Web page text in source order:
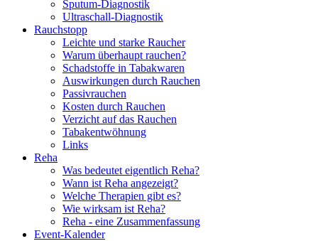
Sputum-Diagnostik
Ultraschall-Diagnostik
Rauchstopp
Leichte und starke Raucher
Warum überhaupt rauchen?
Schadstoffe in Tabakwaren
Auswirkungen durch Rauchen
Passivrauchen
Kosten durch Rauchen
Verzicht auf das Rauchen
Tabakentwöhnung
Links
Reha
Was bedeutet eigentlich Reha?
Wann ist Reha angezeigt?
Welche Therapien gibt es?
Wie wirksam ist Reha?
Reha - eine Zusammenfassung
Event-Kalender